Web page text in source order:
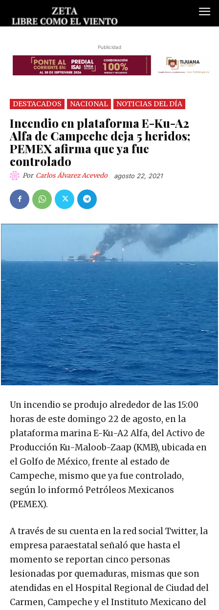
Publicidad
DESTACADOS NACIONAL NOTICIAS DEL DÍA
Incendio en plataforma E-Ku-A2
Alfa de Campeche deja 5 heridos;
PEMEX afirma que ya fue
controlado
Por Carlos Álvarez Acevedo agosto 22, 2021
Un incendio se produjo alrededor de las 15:00
horas de este domingo 22 de agosto, en la
plataforma marina E-Ku-A2 Alfa, del Activo de
Producción Ku-Maloob-Zaap (KMB), ubicada en
el Golfo de México, frente al estado de
Campeche, mismo que ya fue controlado,
según lo informó Petróleos Mexicanos
(PEMEX).
A través de su cuenta en la red social Twitter, la
empresa paraestatal señaló que hasta el
momento se reportan cinco personas
lesionadas por quemaduras, mismas que son
atendidas en el Hospital Regional de Ciudad del
Carmen, Campeche y el Instituto Mexicano del